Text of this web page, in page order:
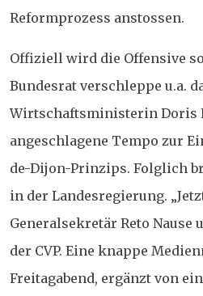
Reformprozess anstossen.
Offiziell wird die Offensive
Bundesrat verschleppe u.a.
Wirtschaftsministerin Doris
angeschlagene Tempo zur
de-Dijon-Prinzips. Folglich
in der Landesregierung.
Generalsekretär Reto Nause
der CVP. Eine knappe
Freitagabend, ergänzt von